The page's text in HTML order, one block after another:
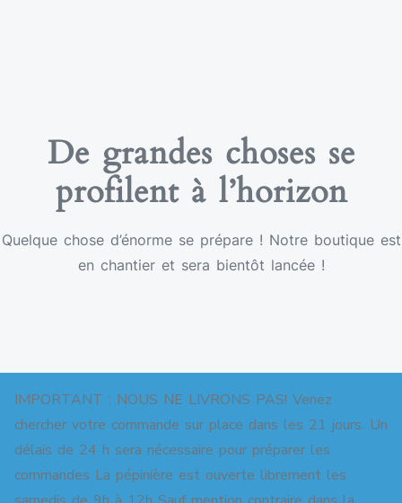
IMPORTANT : NOUS NE LIVRONS PAS! Venez
chercher votre commande sur place dans les 21 jours. Un
délais de 24 h sera nécessaire pour préparer les
commandes La pépinière est ouverte librement les
De grandes choses se
profilent à l’horizon
Quelque chose d’énorme se prépare ! Notre boutique est
en chantier et sera bientôt lancée !
Copyright © 2026 Pépinière pour jardins-forêts. All